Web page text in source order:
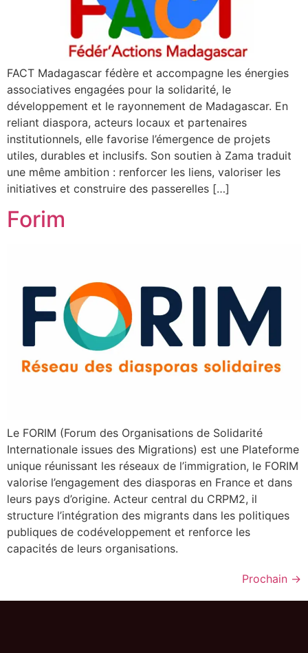
FACT Madagascar fédère et accompagne les énergies
associatives engagées pour la solidarité, le
développement et le rayonnement de Madagascar. En
reliant diaspora, acteurs locaux et partenaires
institutionnels, elle favorise l’émergence de projets
utiles, durables et inclusifs. Son soutien à Zama traduit
une même ambition : renforcer les liens, valoriser les
initiatives et construire des passerelles […]
Forim
Le FORIM (Forum des Organisations de Solidarité
Internationale issues des Migrations) est une Plateforme
unique réunissant les réseaux de l’immigration, le FORIM
valorise l’engagement des diasporas en France et dans
leurs pays d’origine. Acteur central du CRPM2, il
structure l’intégration des migrants dans les politiques
publiques de codéveloppement et renforce les
capacités de leurs organisations.
Prochain →